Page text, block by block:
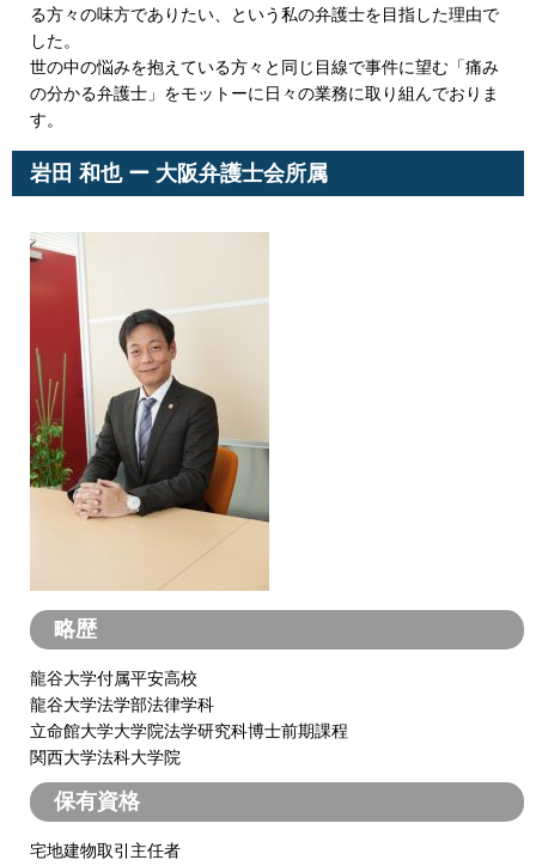
る方々の味方でありたい、という私の弁護士を目指した理由で
した。
世の中の悩みを抱えている方々と同じ目線で事件に望む「痛み
の分かる弁護士」をモットーに日々の業務に取り組んでおりま
す。
岩田 和也 ー 大阪弁護士会所属
略歴
龍谷大学付属平安高校
龍谷大学法学部法律学科
立命館大学大学院法学研究科博士前期課程
関西大学法科大学院
保有資格
宅地建物取引主任者